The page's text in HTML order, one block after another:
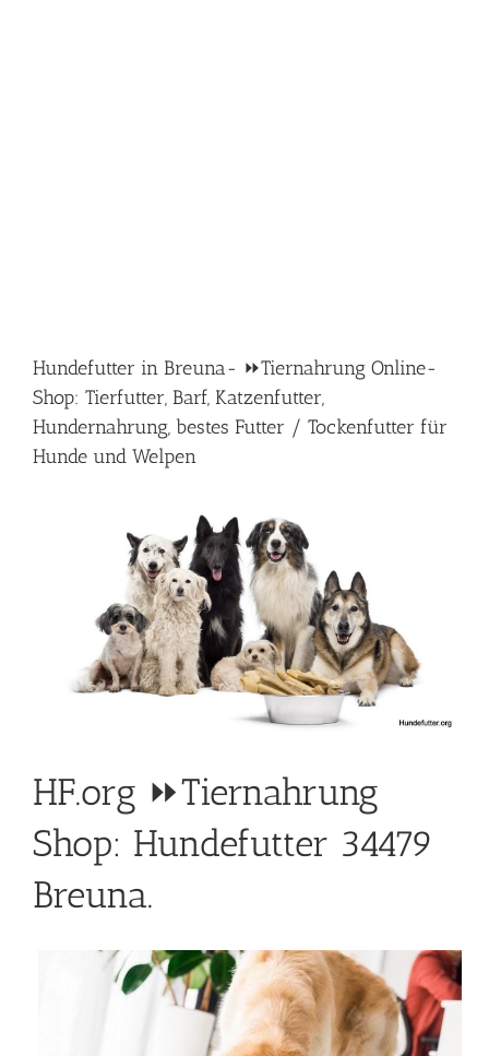
Hundefutter in Breuna- ⏩Tiernahrung Online-
Shop: Tierfutter, Barf, Katzenfutter,
Hundernahrung, bestes Futter / Tockenfutter für
Hunde und Welpen
HF.org ⏩Tiernahrung
Shop: Hundefutter 34479
Breuna.